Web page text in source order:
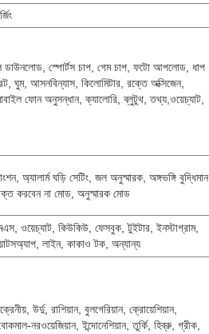
ডাউনলোড, স্পোর্টস চাপ, গেম চাপ, ফটো আপলোড, ধাপ
ঘুম, আসনবিন্যাস, কিলোমিটার, রক্তে অক্সিজেন,
ফোন অনুসন্ধান, ক্যালোরি, ব্লুটুথ, তথ্য,ওয়েচ্যাট,
অ্যালার্ম ঘড়ি সেটিং, জল অনুস্মারক, অঙ্গভঙ্গি বুদ্ধিমান
করবেন না মোড, অনুস্মারক মোড
ওয়েচ্যাট, কিউকিউ, ফেসবুক, টুইটার, ইনস্টাগ্রাম,
লাইন, কাকাও টক, অন্যান্য
উর্দু, রাশিয়ান, বুলগেরিয়ান, ক্রোয়েশিয়ান,
বোকমাল-নরওয়েজিয়ান, ইন্দোনেশিয়ান, তুর্কি, হিব্রু, গ্রীক,